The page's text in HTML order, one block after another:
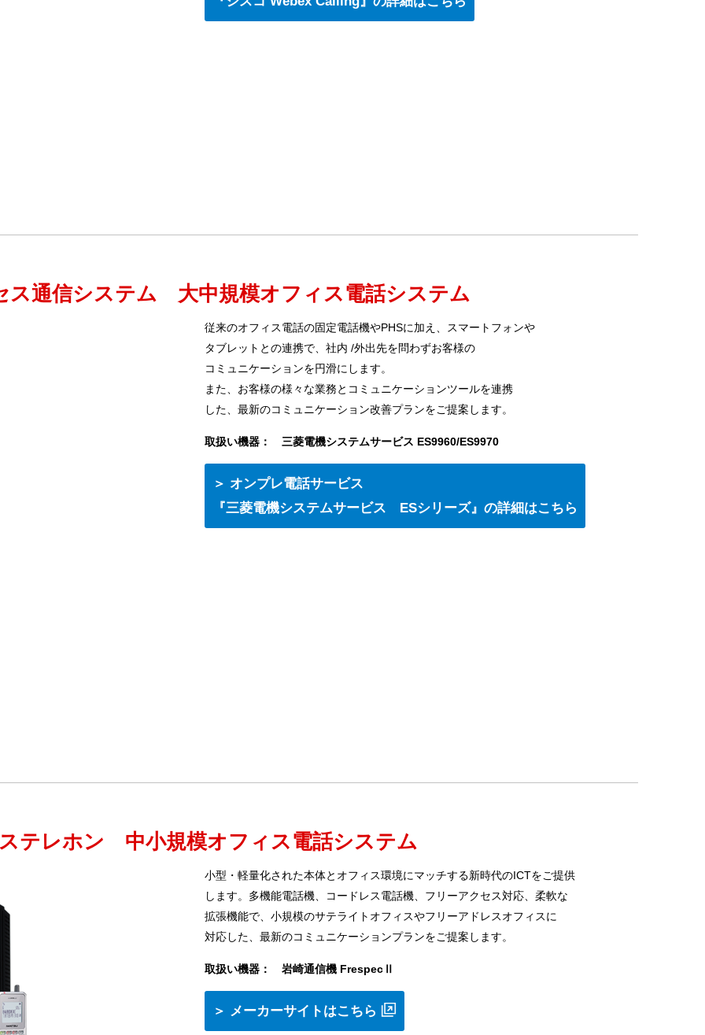
ス通信システム 大中規模オフィス電話システム
従来のオフィス電話の固定電話機やPHSに加え、スマートフォンや
タブレットとの連携で、社内 /外出先を問わずお客様の
コミュニケーションを円滑にします。
また、お客様の様々な業務とコミュニケーションツールを連携
した、最新のコミュニケーション改善プランをご提案します。
取扱い機器： 三菱電機システムサービス ES9960/ES9970
＞ オンプレ電話サービス
『三菱電機システムサービス ESシリーズ』の詳細はこちら
テレホン 中小規模オフィス電話システム
小型・軽量化された本体とオフィス環境にマッチする新時代のICTをご提供
します。多機能電話機、コードレス電話機、フリーアクセス対応、柔軟な
拡張機能で、小規模のサテライトオフィスやフリーアドレスオフィスに
対応した、最新のコミュニケーションプランをご提案します。
取扱い機器： 岩崎通信機 FrespecⅡ
＞ メーカーサイトはこちら